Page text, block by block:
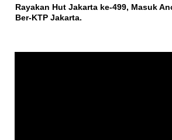
Rayakan Hut Jakarta ke-499, Masuk
Ber-KTP Jakarta.